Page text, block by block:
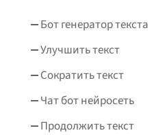
Бот генератор текста
Улучшить текст
Сократить текст
Чат бот нейросеть
Продолжить текст